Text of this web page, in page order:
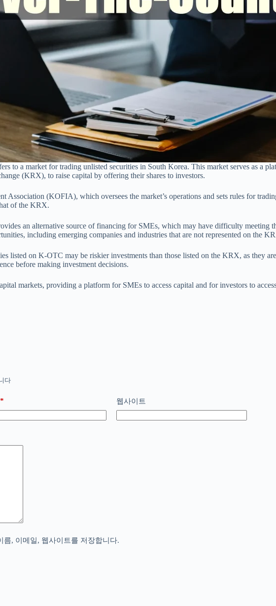
to a market for trading unlisted securities in South Korea. This market serves as a
(KRX), to raise capital by offering their shares to investors.
Association (KOFIA), which oversees the market’s operations and sets rules for
of the KRX.
an alternative source of financing for SMEs, which may have difficulty
including emerging companies and industries that are not represented on the
listed on K-OTC may be riskier investments than those listed on the KRX, as they
before making investment decisions.
markets, providing a platform for SMEs to access capital and for investors to
다
* 웹사이트
, 이메일, 웹사이트를 저장합니다.